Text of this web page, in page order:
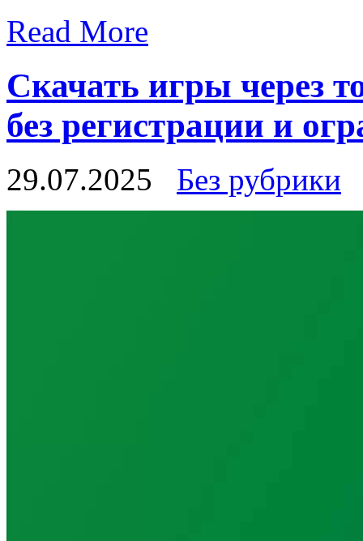
Read More
Скачать игры через
без регистрации и
29.07.2025 Без рубрики